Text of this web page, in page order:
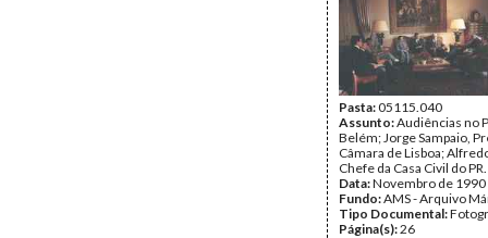
Pasta:05115.040
Assunto:Audiências no
Belém; Jorge Sampaio,
Câmara de Lisboa;
Chefe da Casa Civil do PR.
Data:Novembro de 1990
Fundo:AMS - Arquivo
Tipo Documental:
Página(s):26